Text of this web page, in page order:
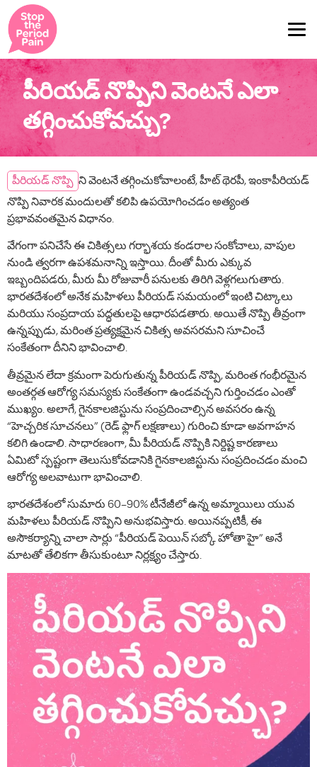
పీరియడ్ నొప్పిని వెంటనే ఎలా
తగ్గించుకోవచ్చు?
పీరియడ్ నొప్పి ని వెంటనే తగ్గించుకోవాలంటే, హీట్ థెరపీ, ఇంకాపీరియడ్
నొప్పి నివారక మందులతో కలిపి ఉపయోగించడం అత్యంత
ప్రభావవంతమైన విధానం.
వేగంగా పనిచేసే ఈ చికిత్సలు గర్భాశయ కండరాల సంకోచాలు, వాపుల
నుండి త్వరగా ఉపశమనాన్ని ఇస్తాయి. దీంతో మీరు ఎక్కువ
ఇబ్బందిపడరు, మీరు మీ రోజువారీ పనులకు తిరిగి వెళ్లగలుగుతారు.
భారతదేశంలో అనేక మహిళలు పీరియడ్ సమయంలో ఇంటి చిట్కాలు
మరియు సంప్రదాయ పద్ధతులపై ఆధారపడతారు. అయితే నొప్పి తీవ్రంగా
ఉన్నప్పుడు, మరింత ప్రత్యక్షమైన చికిత్స అవసరమని సూచించే
సంకేతంగా దీనిని భావించాలి.
తీవ్రమైన లేదా క్రమంగా పెరుగుతున్న పీరియడ్ నొప్పి, మరింత గంభీరమైన
అంతర్గత ఆరోగ్య సమస్యకు సంకేతంగా ఉండవచ్చని గుర్తించడం ఎంతో
ముఖ్యం. అలాగే, గైనకాలజిస్టును సంప్రదించాల్సిన అవసరం ఉన్న
“హెచ్చరిక సూచనలు” (రెడ్ ఫ్లాగ్ లక్షణాలు) గురించి కూడా అవగాహన
కలిగి ఉండాలి. సాధారణంగా, మీ పీరియడ్ నొప్పికి నిర్దిష్ట కారణాలు
ఏమిటో స్పష్టంగా తెలుసుకోవడానికి గైనకాలజిస్టును సంప్రదించడం మంచి
ఆరోగ్య అలవాటుగా భావించాలి.
భారతదేశంలో సుమారు 60–90% టీనేజీలో ఉన్న అమ్మాయిలు యువ
మహిళలు పీరియడ్ నొప్పిని అనుభవిస్తారు. అయినప్పటికీ, ఈ
అసౌకర్యాన్ని చాలా సార్లు “పీరియడ్ పెయిన్ సబ్కో హోతా హై” అనే
మాటతో తేలికగా తీసుకుంటూ నిర్లక్ష్యం చేస్తారు.